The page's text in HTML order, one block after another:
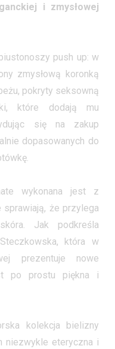
i zmysłowej
push up: w
zmysłową koronką
pokryty seksowną
które dodają mu
się na zakup
dopasowanych do
wykonana jest z
sprawiają, że przylega
Jak podkreśla
która w
prezentuje nowe
po prostu piękna i
kolekcja bielizny
niezwykle eteryczna i